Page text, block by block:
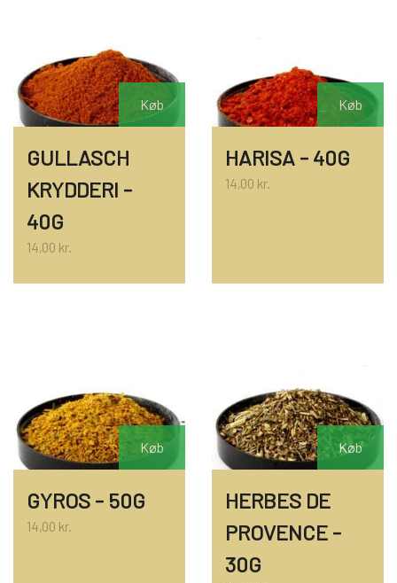
Køb
GULLASCH
KRYDDERI -
40G
14,00 kr.
Køb
HARISA - 40G
14,00 kr.
Køb
GYROS - 50G
14,00 kr.
Køb
HERBES DE
PROVENCE -
30G